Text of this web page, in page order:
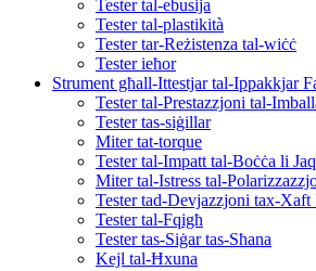
Tester tal-ebusija
Tester tal-plastikità
Tester tar-Reżistenza tal-wiċċ
Tester ieħor
Strument għall-Ittestjar tal-Ippakkjar
Tester tal-Prestazzjoni tal-
Tester tas-siġillar
Miter tat-torque
Tester tal-Impatt tal-Boċċa li
Miter tal-Istress tal-
Tester tad-Devjazzjoni tax-Xaft
Tester tal-Fqigħ
Tester tas-Siġar tas-Sħana
Kejl tal-Ħxuna